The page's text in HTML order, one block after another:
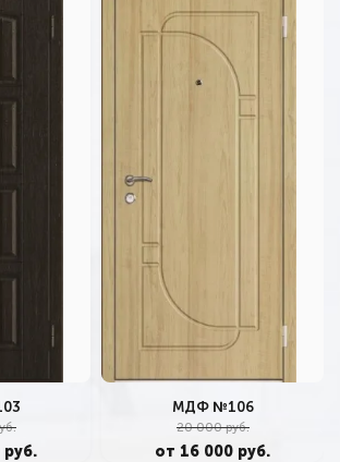
руб.
МДФ №106
20 000 руб.
от 16 000 руб.